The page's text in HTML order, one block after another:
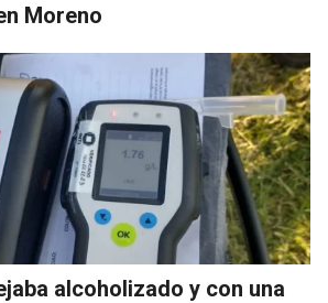
Moreno
alcoholizado y con una